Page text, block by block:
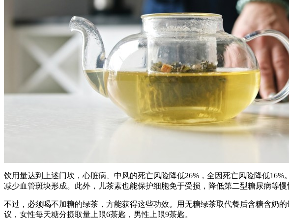
饮用量达到上述门坎，心脏病、中风的死亡风险降低26%，全因死亡风险降低
减少血管斑块形成。此外，儿茶素也能保护细胞免于受损，降低第二型糖尿病等
不过，必须喝不加糖的绿茶，方能获得这些功效。用无糖绿茶取代餐后含糖含奶
议，女性每天糖分摄取量上限6茶匙，男性上限9茶匙。